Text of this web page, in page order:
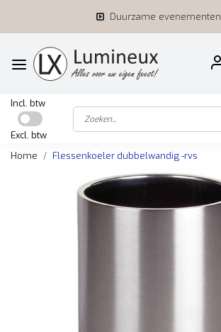
Duurzame evenementen
Incl. btw
Excl. btw
Home
Flessenkoeler dubbelwandig -rvs